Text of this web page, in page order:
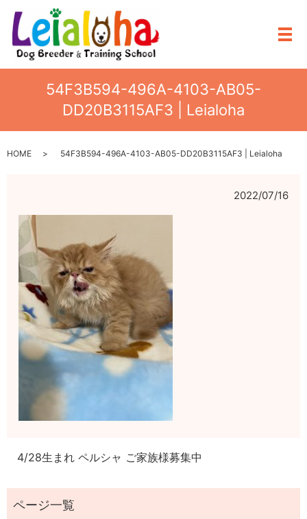
メ
54F3B594-496A-4103-AB05-
DD20B3115AF3 | Leialoha
HOME 54F3B594-496A-4103-AB05-DD20B3115AF3 | Leialoha
2022/07/16
4/28生まれ ペルシャ ご家族様募集中